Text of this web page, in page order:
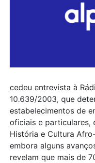
cedeu entrevista à
10.639/2003, que
estabelecimentos de
oficiais e particulares,
História e Cultura
embora alguns
revelam que mais de